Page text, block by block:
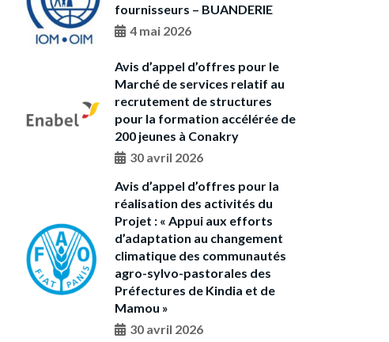
fournisseurs – BUANDERIE
4 mai 2026
Avis d’appel d’offres pour le
Marché de services relatif au
recrutement de structures
pour la formation accélérée de
200 jeunes à Conakry
30 avril 2026
Avis d’appel d’offres pour la
réalisation des activités du
Projet : « Appui aux efforts
d’adaptation au changement
climatique des communautés
agro-sylvo-pastorales des
Préfectures de Kindia et de
Mamou »
30 avril 2026